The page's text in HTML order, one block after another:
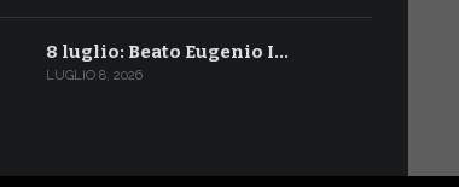
8 luglio: Beato Eugenio I…
LUGLIO 8, 2026